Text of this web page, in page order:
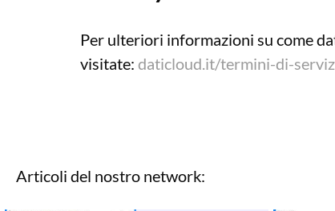
Per ulteriori informazioni su come
visitate: daticloud.it/termini-di-
Articoli del nostro network: